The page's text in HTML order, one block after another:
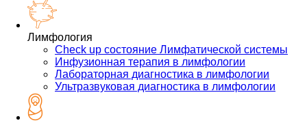
Лимфология
Check up состояние Лимфатической системы
Инфузионная терапия в лимфологии
Лабораторная диагностика в лимфологии
Ультразвуковая диагностика в лимфологии